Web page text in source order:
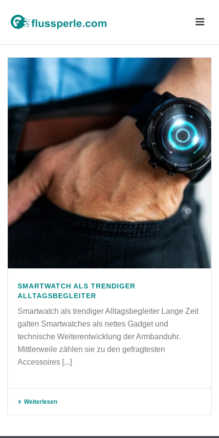
SMARTWATCH ALS TRENDIGER
ALLTAGSBEGLEITER
Smartwatch als trendiger Alltagsbegleiter Lange Zeit
galten Smartwatches als nettes Gadget und
technische Weiterentwicklung der Armbanduhr.
Mittlerweile zählen sie zu den gefragtesten
Accessoires [...]
Weiterlesen